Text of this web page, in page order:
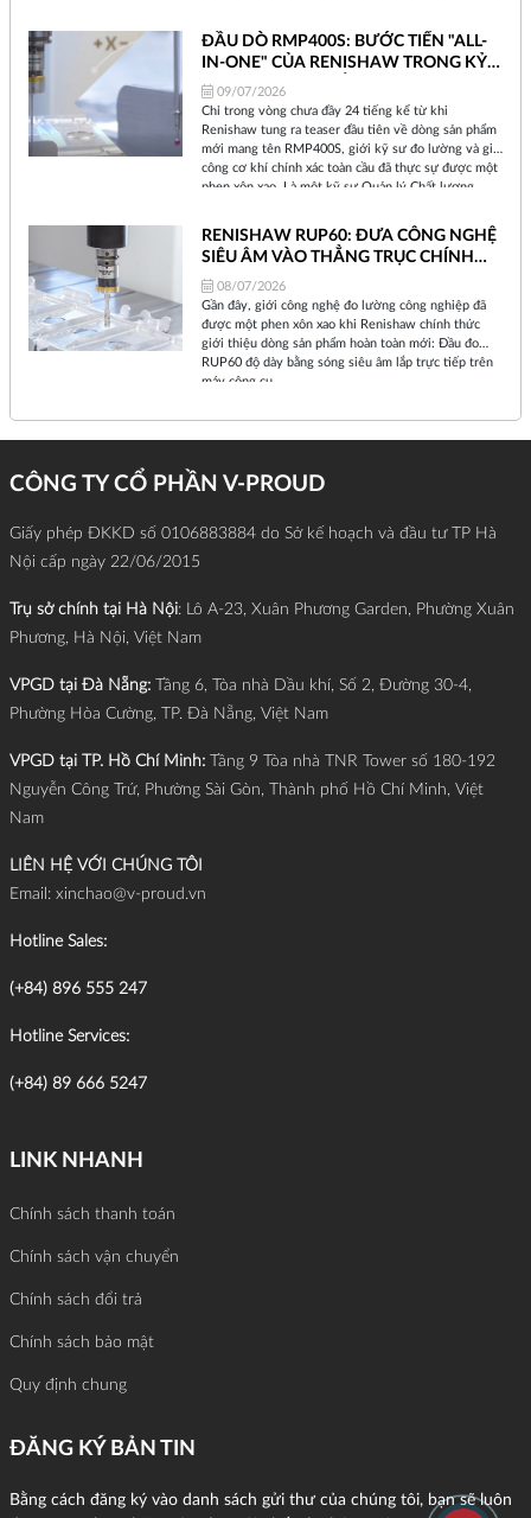
đoàn công nghệ toàn cầu, ZEISS đã không ngừng
định hình lại cách chúng ta nhìn nhận thế giới và
kiểm soát chất lượng sản phẩm.
ĐẦU DÒ RMP400S: BƯỚC TIẾN "ALL-
IN-ONE" CỦA RENISHAW TRONG KỶ
NGUYÊN SẢN XUẤT THÔNG MINH
09/07/2026
Chỉ trong vòng chưa đầy 24 tiếng kể từ khi
Renishaw tung ra teaser đầu tiên về dòng sản phẩm
mới mang tên RMP400S, giới kỹ sư đo lường và gia
công cơ khí chính xác toàn cầu đã thực sự được một
phen xôn xao. Là một kỹ sư Quản lý Chất lượng
mỗi khi Renishaw ra mắt một thiết bị mới, đó không
chỉ là sự nâng cấp phần cứng đơn thuần, mà là một
sự dịch chuyển về triết lý sản xuất.
RENISHAW RUP60: ĐƯA CÔNG NGHỆ
SIÊU ÂM VÀO THẲNG TRỤC CHÍNH
MÁY CNC
08/07/2026
Gần đây, giới công nghệ đo lường công nghiệp đã
được một phen xôn xao khi Renishaw chính thức
giới thiệu dòng sản phẩm hoàn toàn mới: Đầu đo
RUP60 độ dày bằng sóng siêu âm lắp trực tiếp trên
máy công cụ.
CÔNG TY CỔ PHẦN V-PROUD
Giấy phép ĐKKD số 0106883884 do Sở kế hoạch và đầu tư TP Hà
Nội cấp ngày 22/06/2015
Trụ sở chính tại Hà Nội: Lô A-23, Xuân Phương Garden, Phường Xuân
Phương, Hà Nội, Việt Nam
VPGD tại Đà Nẵng: Tầng 6, Tòa nhà Dầu khí, Số 2, Đường 30-4,
Phường Hòa Cường, TP. Đà Nẵng, Việt Nam
VPGD tại TP. Hồ Chí Minh: Tầng 9 Tòa nhà TNR Tower số 180-192
Nguyễn Công Trứ, Phường Sài Gòn, Thành phố Hồ Chí Minh, Việt
Nam
LIÊN HỆ VỚI CHÚNG TÔI
Email: xinchao@v-proud.vn
Hotline Sales:
(+84) 896 555 247
Hotline Services:
(+84) 89 666 5247
LINK NHANH
Chính sách thanh toán
Chính sách vận chuyển
Chính sách đổi trả
Chính sách bảo mật
Quy định chung
ĐĂNG KÝ BẢN TIN
Bằng cách đăng ký vào danh sách gửi thư của chúng tôi, bạn sẽ luôn